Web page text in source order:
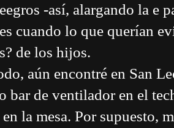
-así, alargando la e
cuando lo que querían
de los hijos.
aún encontré en San
bar de ventilador en el
la mesa. Por supuesto,